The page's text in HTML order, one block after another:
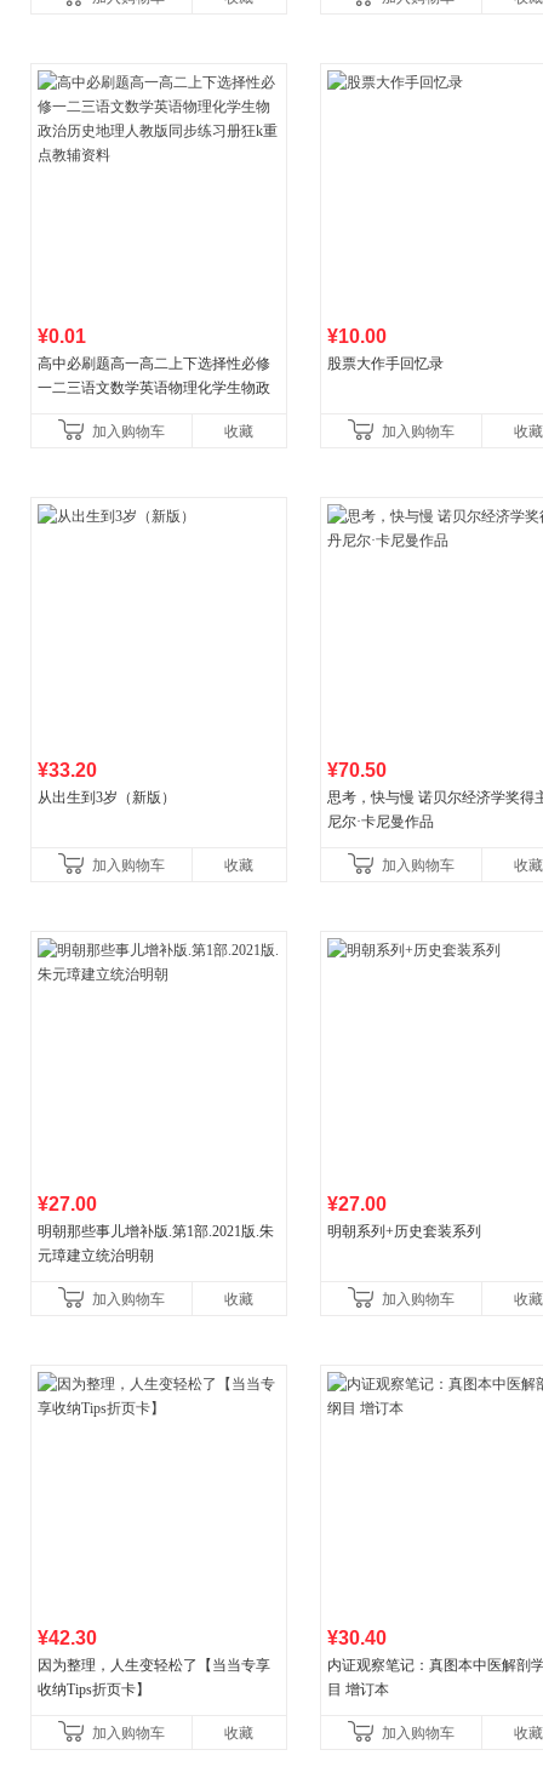
¥0.01
高中必刷题高一高二上下选择性必修
一二三语文数学英语物理化学生物政
教辅资料加入购物车 收藏
¥10.00
股票大作手回忆录
加入购物车 收藏
¥33.20
从出生到3岁（新版）
加入购物车 收藏
¥70.50
思考，快与慢 诺贝尔经济学奖得
尼尔·卡尼曼作品
加入购物车 收藏
¥27.00
明朝那些事儿增补版.第1部.2021版.朱
元璋建立统治明朝
加入购物车 收藏
¥27.00
明朝系列+历史套装系列
加入购物车 收藏
¥42.30
因为整理，人生变轻松了【当当专享
收纳Tips折页卡】
加入购物车 收藏
¥30.40
内证观察笔记：真图本中医解剖
目 增订本
加入购物车 收藏